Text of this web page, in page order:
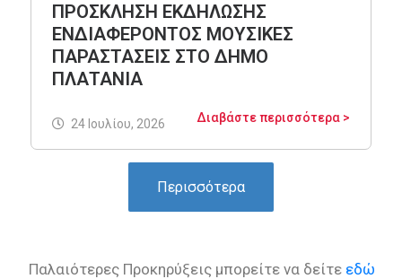
ΠΡΟΣΚΛΗΣΗ ΕΚΔΗΛΩΣΗΣ
ΕΝΔΙΑΦΕΡΟΝΤΟΣ ΜΟΥΣΙΚΕΣ
ΠΑΡΑΣΤΑΣΕΙΣ ΣΤΟ ΔΗΜΟ
ΠΛΑΤΑΝΙΑ
Διαβάστε περισσότερα >
24 Ιουλίου, 2026
Περισσότερα
Παλαιότερες Προκηρύξεις μπορείτε να δείτε εδώ